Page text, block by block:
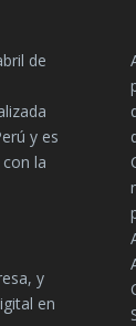
de
y es
la
y
en